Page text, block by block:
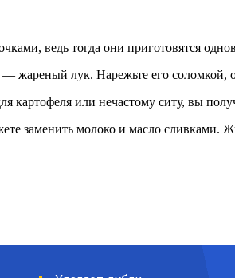
ведь тогда они приготовятся
жареный лук. Нарежьте его соломкой,
картофеля или нечастому ситу, вы
заменить молоко и масло сливками.